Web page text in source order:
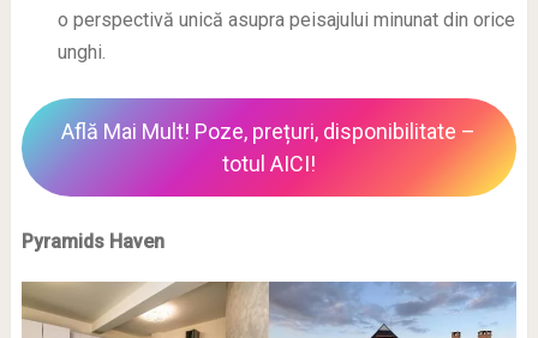
o perspectivă unică asupra peisajului minunat din orice
unghi.
Află Mai Mult! Poze, prețuri, disponibilitate –
totul AICI!
Pyramids Haven